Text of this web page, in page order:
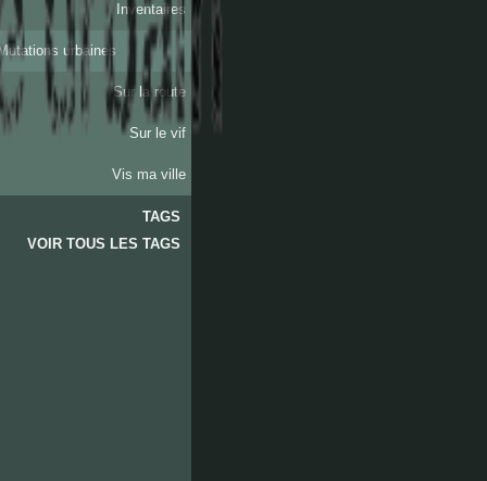
Inventaires
Mutations urbaines
Sur la route
Sur le vif
Vis ma ville
TAGS
VOIR TOUS LES TAGS